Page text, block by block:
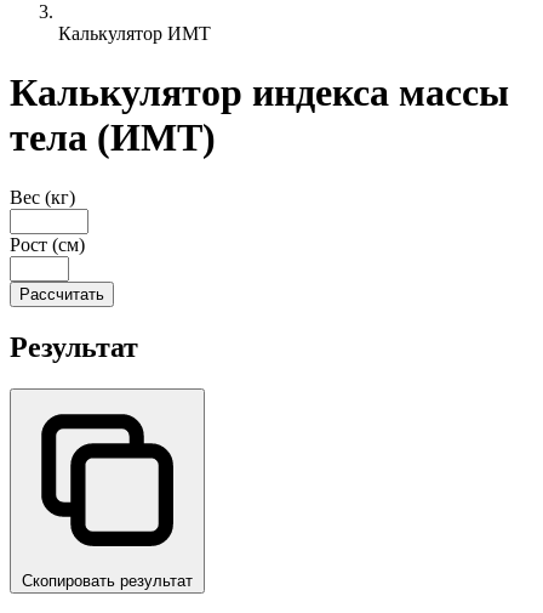
Калькулятор ИМТ
Калькулятор индекса массы
тела (ИМТ)
Вес (кг)
Рост (см)
Рассчитать
Результат
Скопировать результат